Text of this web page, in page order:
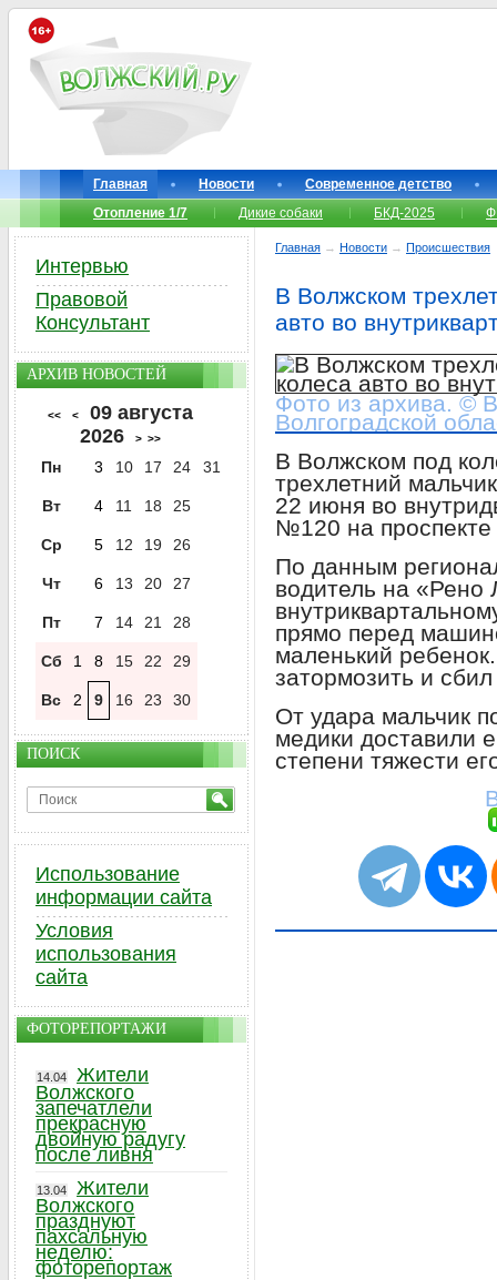
Главная Новости
Современное детство
Отопление 1/7
Дикие собаки БКД-2025
Главная → Новости → Происшествия
В Волжском
авто во
Фото из архива. ©
Волгоградской
В Волжском под
трехлетний
22 июня во
№120 на
По данным
водитель на «Рено
прямо перед
маленький
затормозить и
От удара мальчик
медики доставили
степени тяжести
Интервью
Правовой
Консультант
АРХИВ НОВОСТЕЙ
<< <
09 августа
2026
> >>
Пн 3 10 17 24 31
Вт 4 11 18 25
Ср 5 12 19 26
Чт 6 13 20 27
Пт 7 14 21 28
Сб 1 8 15 22 29
Вс 2 9 16 23 30
ПОИСК
Использование
информации сайта
Условия
использования
сайта
ФОТОРЕПОРТАЖИ
14.04
Жители
Волжского
запечатлели
прекрасную
двойную радугу
после ливня
13.04
Жители
Волжского
празднуют
пахсальную
неделю:
фоторепортаж